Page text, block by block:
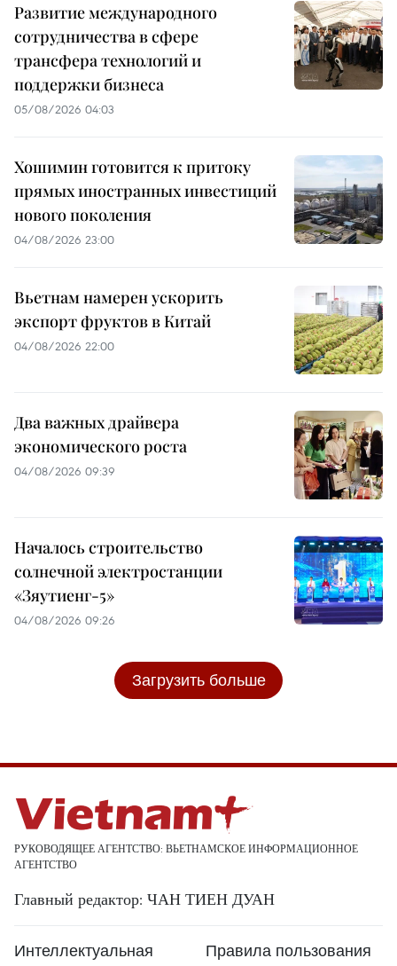
Развитие международного
сотрудничества в сфере
трансфера технологий и
поддержки бизнеса
05/08/2026 04:03
Хошимин готовится к притоку
прямых иностранных инвестиций
нового поколения
04/08/2026 23:00
Вьетнам намерен ускорить
экспорт фруктов в Китай
04/08/2026 22:00
Два важных драйвера
экономического роста
04/08/2026 09:39
Началось строительство
солнечной электростанции
«Зяутиенг-5»
04/08/2026 09:26
Загрузить больше
РУКОВОДЯЩЕЕ АГЕНТСТВО: ВЬЕТНАМСКОЕ ИНФОРМАЦИОННОЕ
АГЕНТСТВО
Главный редактор: ЧАН ТИЕН ДУАН
Интеллектуальная
Правила пользования